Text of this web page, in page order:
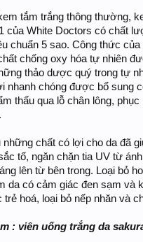
tắm trắng thông thường,
của White Doctors có chất
chuẩn 5 sao. Công thức
chống oxy hóa tự nhiên
thảo dược quý trong tự
nhanh chóng được bổ sung
thấu qua lỗ chân lông,
những chất có lợi cho da đã
tố, ngăn chặn tia UV từ
lên từ bên trong. Loại bỏ
da có cảm giác đen sạm và
hoá, loại bỏ nếp nhăn và
: viên uống trắng da